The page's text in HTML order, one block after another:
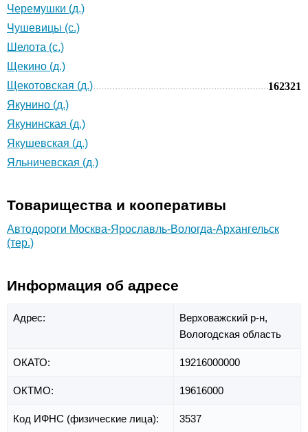
Черемушки (д.)
Чушевицы (с.)
Шелота (с.)
Щекино (д.)
Щекотовская (д.)
162321
Якунино (д.)
Якунинская (д.)
Якушевская (д.)
Яльничевская (д.)
Товарищества и кооперативы
Автодороги Москва-Ярославль-Вологда-Архангельск
(тер.)
Информация об адресе
Адрес:
Верховажский р-н,
Вологодская область
ОКАТО: 19216000000
ОКТМО: 19616000
Код ИФНС (физические лица): 3537